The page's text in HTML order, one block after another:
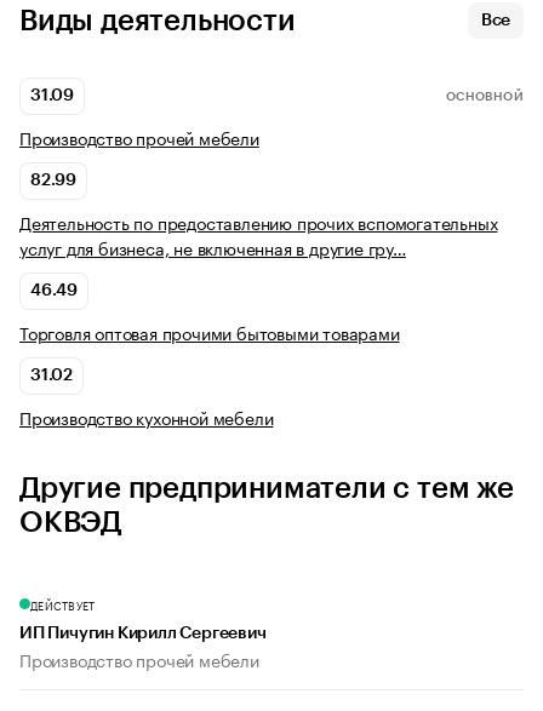
Виды деятельности Все
31.09 ОСНОВНОЙ
Производство прочей мебели
82.99
Деятельность по предоставлению прочих вспомогательных
услуг для бизнеса, не включенная в другие гру…
46.49
Торговля оптовая прочими бытовыми товарами
31.02
Производство кухонной мебели
Другие предприниматели с тем же
ОКВЭД
ДЕЙСТВУЕТ
ИП Пичугин Кирилл Сергеевич
Производство прочей мебели